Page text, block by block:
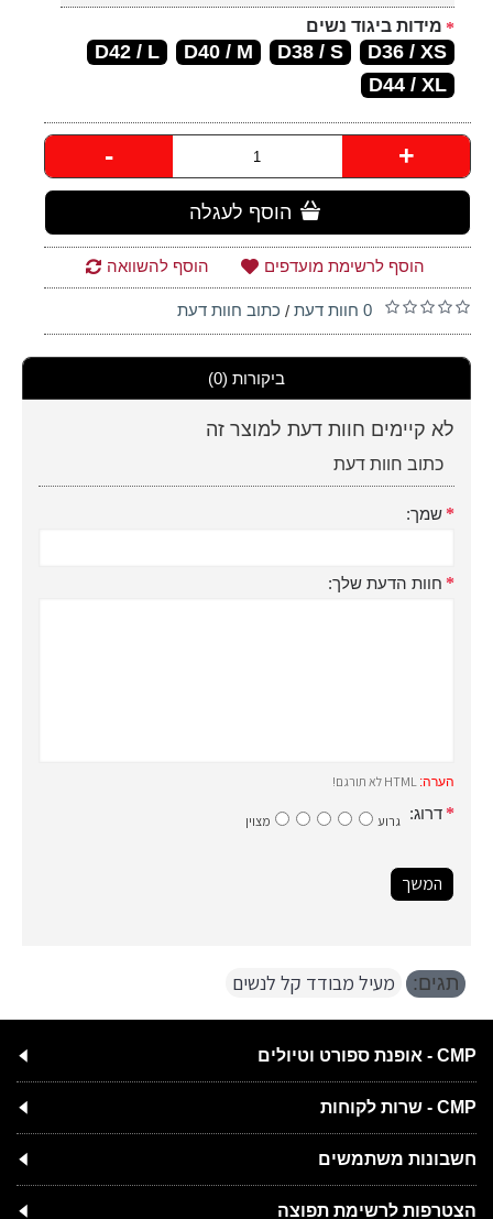
מידות ביגוד נשים
D36 / XS
D38 / S
D40 / M
D42 / L
D44 / XL
- +
הוסף לעגלה
הוסף לרשימת מועדפים הוסף להשוואה
0 חוות דעת / כתוב חוות דעת
ביקורות (0)
לא קיימים חוות דעת למוצר זה
כתוב חוות דעת
שמך:
חוות הדעת שלך:
הערה:
דרוג: גרוע מצוין
המשך
תגים: מעיל מבודד קל לנשים
CMP - אופנת ספורט וטיולים
CMP - שרות לקוחות
חשבונות משתמשים
הצטרפות לרשימת תפוצה